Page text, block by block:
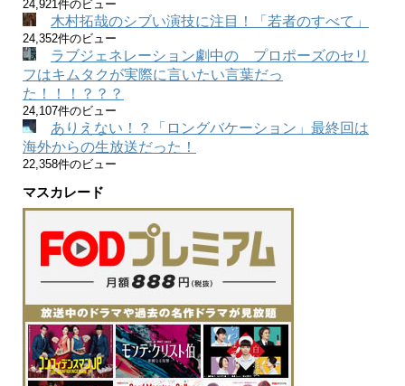
24,921件のビュー
木村拓哉のシブい演技に注目！「若者のすべて」
24,352件のビュー
ラブジェネレーション劇中の プロポーズのセリ
フはキムタクが実際に言いたい言葉だっ
た！！！？？？
24,107件のビュー
ありえない！？「ロングバケーション」最終回は
海外からの生放送だった！
22,358件のビュー
マスカレード